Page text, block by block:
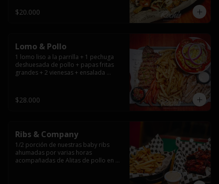
casera.
$20.000
Lomo & Pollo
1 lomo liso a la parrilla + 1 pechuga
deshuesada de pollo + papas fritas
grandes + 2 vienesas + ensalada
$28.000
Ribs & Company
1/2 porción de nuestras baby ribs
ahumadas por varias horas
acompañadas de Alitas de pollo en